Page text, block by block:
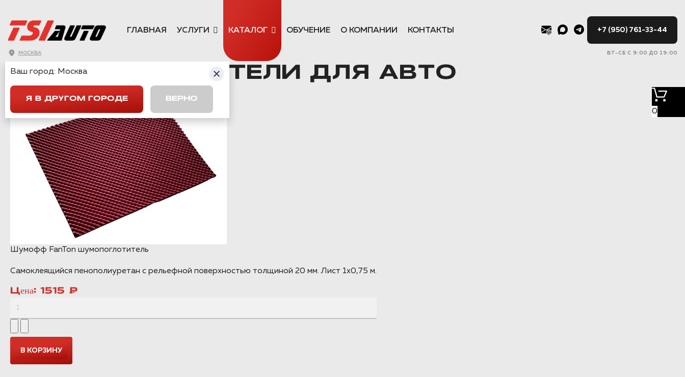
МОСКВА
ГЛАВНАЯ УСЛУГИ КАТАЛОГ ОБУЧЕНИЕ О КОМПАНИИ КОНТАКТЫ +7 (950) 761-33-44
ВТ-СБ С 9:00 ДО 19:00
0
ШУМОПОГЛОТИТЕЛИ ДЛЯ АВТО
NEW
Шумофф FanTon шумопоглотитель
Самоклеящийся пенополиуретан с рельефной поверхностью толщиной 20 мм. Лист 1х0,75 м.
Цена: 1515 ₽
Ваш город: Москва
Я В ДРУГОМ ГОРОДЕ ВЕРНО